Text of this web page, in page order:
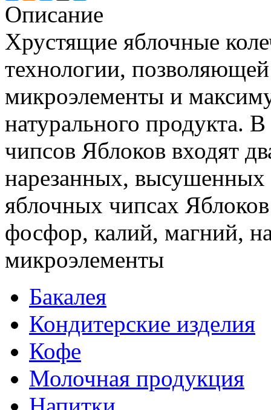
Описание
Хрустящие яблочные
технологии,
микроэлементы и
натурального продукта.
чипсов Яблоков входят
нарезанных,
яблочных чипсах
фосфор, калий, магний,
микроэлементы
Бакалея
Кондитерские изделия
Кофе
Молочная продукция